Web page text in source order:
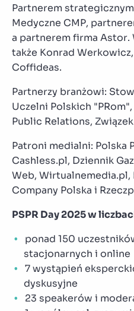
Partnerem
Medyczne CMP,
a partnerem firma Astor.
także Konrad
Coffideas.
Partnerzy branżowi:
Uczelni Polskich
Public Relations,
Patroni medialni: Polska
Cashless.pl, Dziennik
Web, Wirtualnemedia.pl,
Company Polska i
PSPR Day 2025 w
ponad 150
stacjonarnych i online
7 wystąpień
dyskusyjne
23 speakerów i